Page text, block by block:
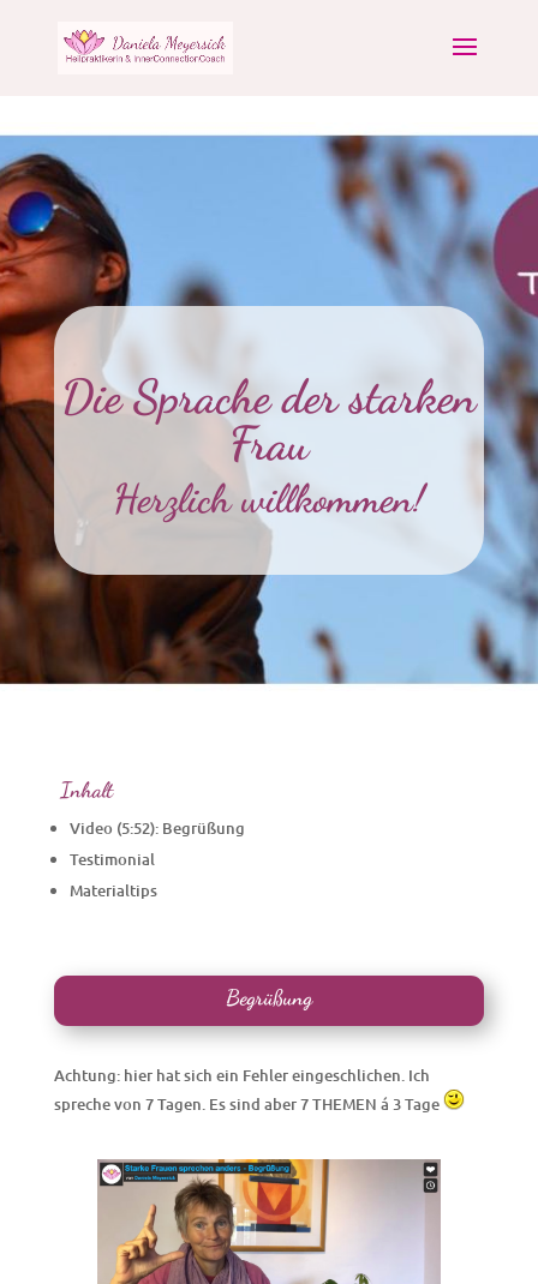
Die Sprache der starken
Frau
Herzlich willkommen!
Inhalt
Video (5:52): Begrüßung
Testimonial
Materialtips
Begrüßung
Achtung: hier hat sich ein Fehler eingeschlichen. Ich
spreche von 7 Tagen. Es sind aber 7 THEMEN á 3 Tage